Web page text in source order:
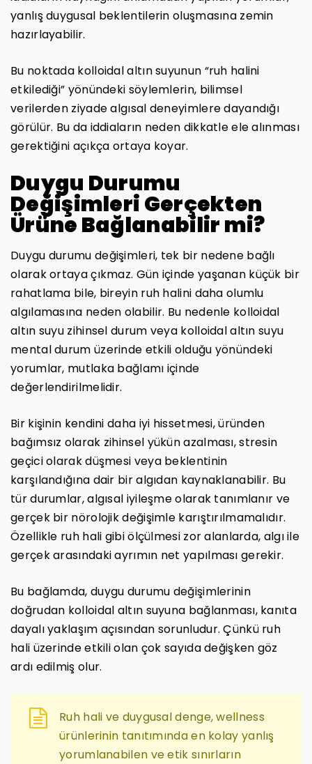
yanlış duygusal beklentilerin oluşmasına zemin
hazırlayabilir.
Bu noktada kolloidal altın suyunun “ruh halini
etkilediği” yönündeki söylemlerin, bilimsel
verilerden ziyade algısal deneyimlere dayandığı
görülür. Bu da iddiaların neden dikkatle ele alınması
gerektiğini açıkça ortaya koyar.
Duygu Durumu
Değişimleri Gerçekten
Ürüne Bağlanabilir mi?
Duygu durumu değişimleri, tek bir nedene bağlı
olarak ortaya çıkmaz. Gün içinde yaşanan küçük bir
rahatlama bile, bireyin ruh halini daha olumlu
algılamasına neden olabilir. Bu nedenle kolloidal
altın suyu zihinsel durum veya kolloidal altın suyu
mental durum üzerinde etkili olduğu yönündeki
yorumlar, mutlaka bağlamı içinde
değerlendirilmelidir.
Bir kişinin kendini daha iyi hissetmesi, üründen
bağımsız olarak zihinsel yükün azalması, stresin
geçici olarak düşmesi veya beklentinin
karşılandığına dair bir algıdan kaynaklanabilir. Bu
tür durumlar, algısal iyileşme olarak tanımlanır ve
gerçek bir nörolojik değişimle karıştırılmamalıdır.
Özellikle ruh hali gibi ölçülmesi zor alanlarda, algı ile
gerçek arasındaki ayrımın net yapılması gerekir.
Bu bağlamda, duygu durumu değişimlerinin
doğrudan kolloidal altın suyuna bağlanması, kanıta
dayalı yaklaşım açısından sorunludur. Çünkü ruh
hali üzerinde etkili olan çok sayıda değişken göz
ardı edilmiş olur.
Ruh hali ve duygusal denge, wellness
ürünlerinin tanıtımında en kolay yanlış
yorumlanabilen ve etik sınırların